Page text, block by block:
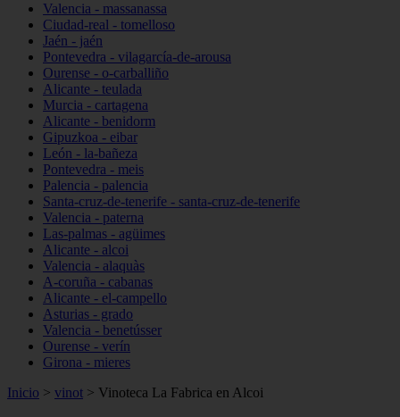
Valencia - massanassa
Ciudad-real - tomelloso
Jaén - jaén
Pontevedra - vilagarcía-de-arousa
Ourense - o-carballiño
Alicante - teulada
Murcia - cartagena
Alicante - benidorm
Gipuzkoa - eibar
León - la-bañeza
Pontevedra - meis
Palencia - palencia
Santa-cruz-de-tenerife - santa-cruz-de-tenerife
Valencia - paterna
Las-palmas - agüimes
Alicante - alcoi
Valencia - alaquàs
A-coruña - cabanas
Alicante - el-campello
Asturias - grado
Valencia - benetússer
Ourense - verín
Girona - mieres
Inicio > vinot > Vinoteca La Fabrica en Alcoi